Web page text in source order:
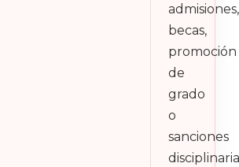
admisiones,
becas,
promoción
de
grado
o
sanciones